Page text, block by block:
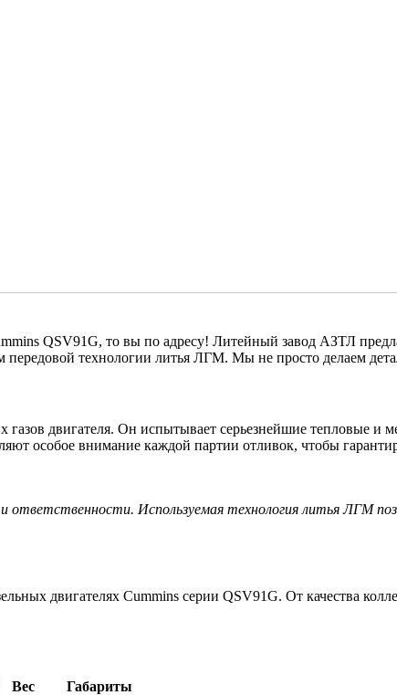
QSV91G, то вы по адресу! Литейный завод АЗТЛ
технологии литья ЛГМ. Мы не просто делаем
двигателя. Он испытывает серьезнейшие тепловые и
особое внимание каждой партии отливок, чтобы
Используемая технология литья ЛГМ
двигателях Cummins серии QSV91G. От качества
Вес
Габариты